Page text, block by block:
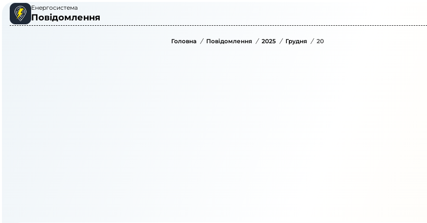
Енергосистема
Повідомлення
Головна / Повідомлення / 2025 / Грудня / 20